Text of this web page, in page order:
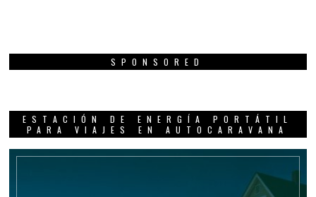
SPONSORED
ESTACIÓN DE ENERGÍA PORTÁTIL
PARA VIAJES EN AUTOCARAVANA